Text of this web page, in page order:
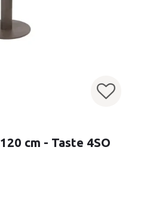
cm - Taste 4SO